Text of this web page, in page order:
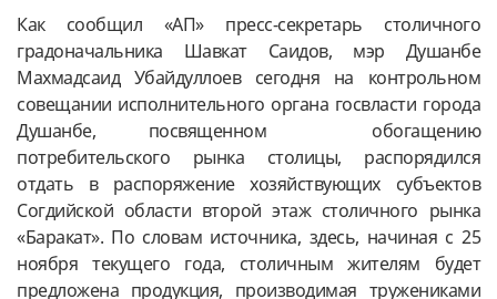
Как сообщил «АП» пресс-секретарь столичного
градоначальника Шавкат Саидов, мэр Душанбе
Махмадсаид Убайдуллоев сегодня на контрольном
совещании исполнительного органа госвласти города
Душанбе, посвященном обогащению
потребительского рынка столицы, распорядился
отдать в распоряжение хозяйствующих субъектов
Согдийской области второй этаж столичного рынка
«Баракат». По словам источника, здесь, начиная с 25
ноября текущего года, столичным жителям будет
предложена продукция, производимая тружениками